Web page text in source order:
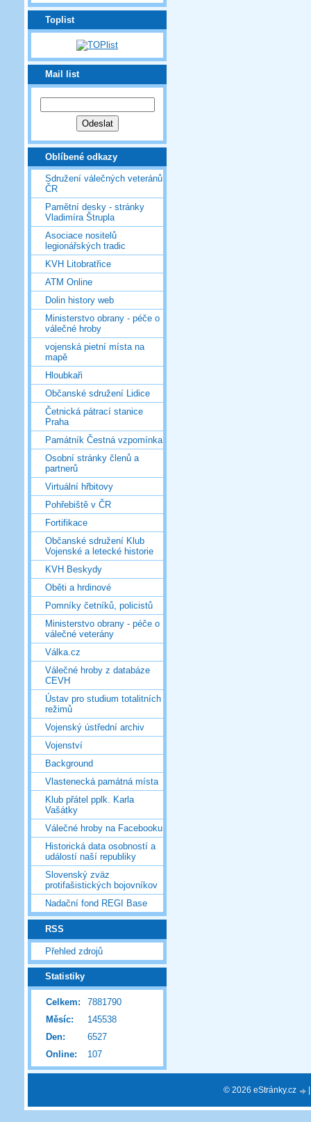
Toplist
Mail list
Oblíbené odkazy
Sdružení válečných veteránů
ČR
Pamětní desky - stránky
Vladimíra Štrupla
Asociace nositelů
legionářských tradic
KVH Litobratřice
ATM Online
Dolin history web
Ministerstvo obrany - péče o
válečné hroby
vojenská pietní místa na
mapě
Hloubkaři
Občanské sdružení Lidice
Četnická pátrací stanice
Praha
Památník Čestná vzpomínka
Osobní stránky členů a
partnerů
Virtuální hřbitovy
Pohřebiště v ČR
Fortifikace
Občanské sdružení Klub
Vojenské a letecké historie
KVH Beskydy
Oběti a hrdinové
Pomníky četníků, policistů
Ministerstvo obrany - péče o
válečné veterány
Válka.cz
Válečné hroby z databáze
CEVH
Ústav pro studium totalitních
režimů
Vojenský ústřední archiv
Vojenství
Background
Vlastenecká památná místa
Klub přátel pplk. Karla
Vašátky
Válečné hroby na Facebooku
Historická data osobností a
událostí naší republiky
Slovenský zväz
protifašistických bojovníkov
Nadační fond REGI Base
RSS
Přehled zdrojů
Statistiky
Online: 107
Celkem:
7881790
Měsíc:
145538
Den:
6527
© 2026 eStránky.cz